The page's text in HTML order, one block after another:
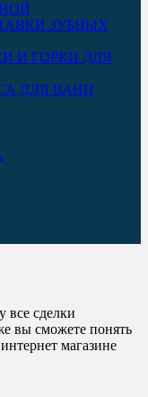
ЗУБНЫХ
И ГОРКИ ДЛЯ
ДЛЯ ВАНН
все сделки
вы сможете понять
магазине